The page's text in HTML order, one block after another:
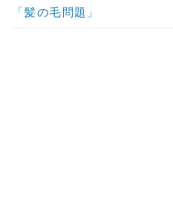
「髪の毛問題」